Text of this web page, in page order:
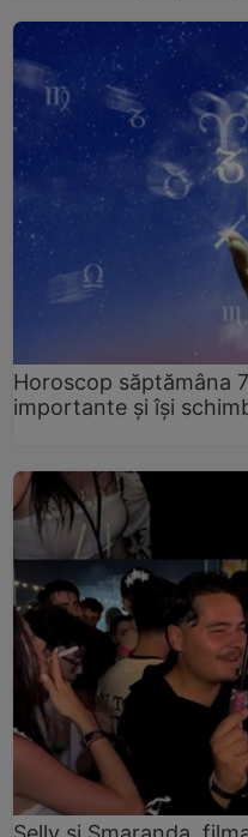
Horoscop săptămâna
importante și își